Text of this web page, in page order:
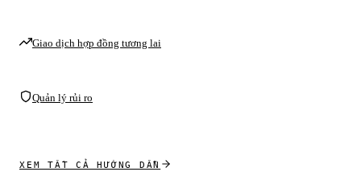
Giao dịch hợp đồng tương lai
Quản lý rủi ro
XEM TẤT CẢ HƯỚNG DẪN